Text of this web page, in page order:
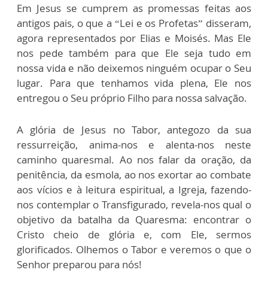
Em Jesus se cumprem as promessas feitas aos
antigos pais, o que a “Lei e os Profetas” disseram,
agora representados por Elias e Moisés. Mas Ele
nos pede também para que Ele seja tudo em
nossa vida e não deixemos ninguém ocupar o Seu
lugar. Para que tenhamos vida plena, Ele nos
entregou o Seu próprio Filho para nossa salvação.
A glória de Jesus no Tabor, antegozo da sua
ressurreição, anima-nos e alenta-nos neste
caminho quaresmal. Ao nos falar da oração, da
penitência, da esmola, ao nos exortar ao combate
aos vícios e à leitura espiritual, a Igreja, fazendo-
nos contemplar o Transfigurado, revela-nos qual o
objetivo da batalha da Quaresma: encontrar o
Cristo cheio de glória e, com Ele, sermos
glorificados. Olhemos o Tabor e veremos o que o
Senhor preparou para nós!